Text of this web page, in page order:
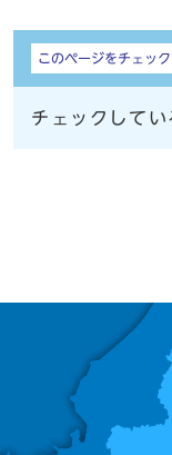
しおり
このページをチェッ
チェックして